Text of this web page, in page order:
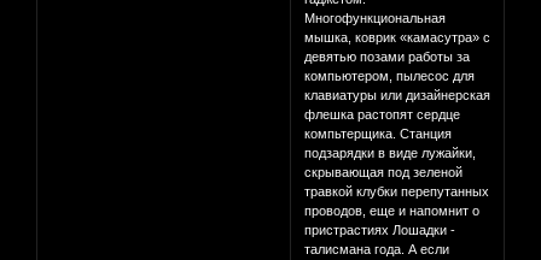
Многофункциональная
мышка, коврик «камасутра» с
девятью позами работы за
компьютером, пылесос для
клавиатуры или дизайнерская
флешка растопят сердце
компьтерщика. Станция
подзарядки в виде лужайки,
скрывающая под зеленой
травкой клубки перепутанных
проводов, еще и напомнит о
пристрастиях Лошадки -
талисмана года. А если